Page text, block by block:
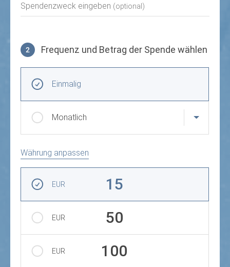
Spendenzweck eingeben (optional)
2 Frequenz und Betrag der Spende wählen
Einmalig
Monatlich
Währung anpassen
EUR 15
EUR 50
EUR 100